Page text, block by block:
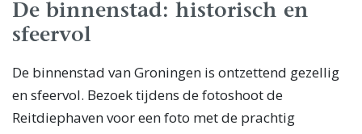
De binnenstad: historisch en
sfeervol
De binnenstad van Groningen is ontzettend gezellig
en sfeervol. Bezoek tijdens de fotoshoot de
Reitdiephaven voor een foto met de prachtig